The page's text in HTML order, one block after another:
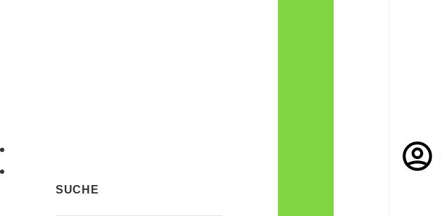
SUCHE